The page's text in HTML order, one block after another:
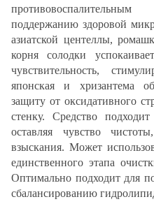
поддержанию здоровой
азиатской центеллы,
корня солодки
чувствительность,
японская и хризантема
защиту от оксидативного
стенку. Средство
оставляя чувство
взыскания. Может
единственного этапа
Оптимально подходит для
сбалансированию